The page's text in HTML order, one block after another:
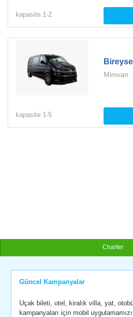
kapasite 1-2
Minivan
kapasite 1-5
Charter
Güncel Kampanyalar
Uçak bileti, otel, kiralık villa, yat,
kampanyaları için mobil